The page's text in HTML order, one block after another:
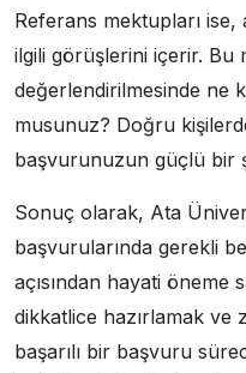
Referans mektupları ise,
ilgili görüşlerini içerir. Bu
değerlendirilmesinde ne
musunuz? Doğru
başvurunuzun güçlü bir
Sonuç olarak, Ata
başvurularında gerekli
açısından hayati öneme
dikkatlice hazırlamak ve
başarılı bir başvuru